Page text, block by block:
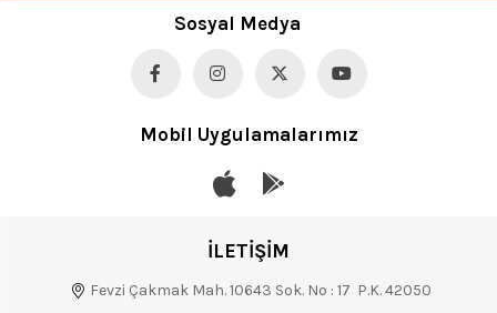
Sosyal Medya
Mobil Uygulamalarımız
İLETİŞİM
Fevzi Çakmak Mah. 10643 Sok. No : 17 P.K. 42050